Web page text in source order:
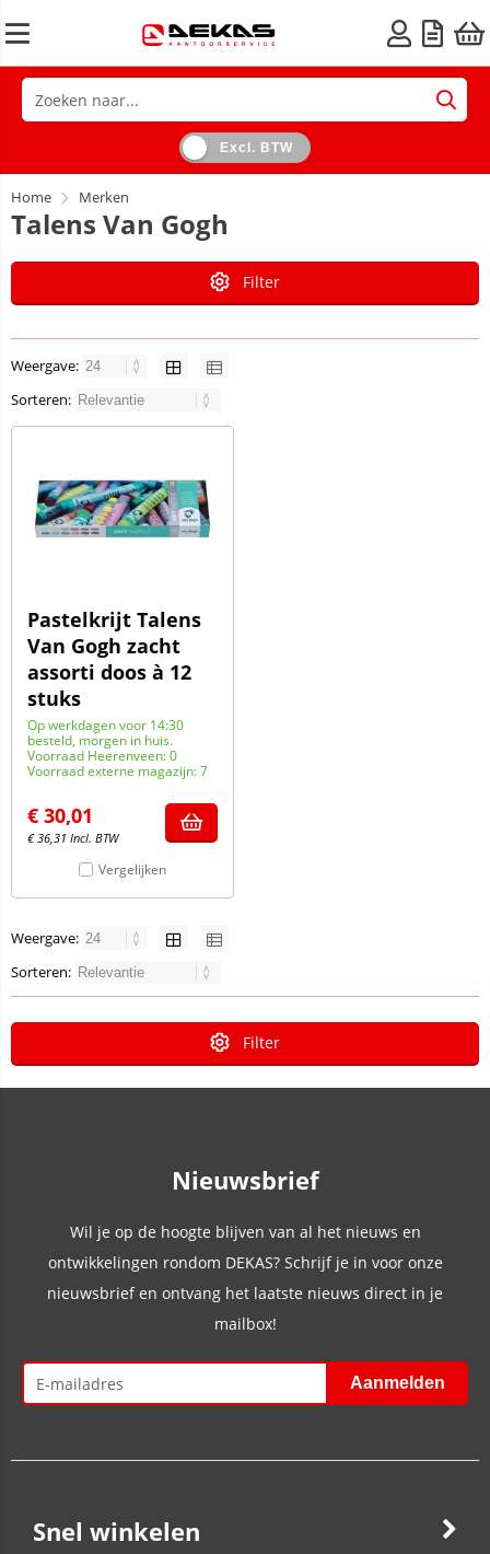
Excl. BTW
Home Merken
Talens Van Gogh
Filter
Weergave:
Sorteren:
Pastelkrijt Talens
Van Gogh zacht
assorti doos à 12
stuks
Op werkdagen voor 14:30
besteld, morgen in huis.
Voorraad Heerenveen: 0
Voorraad externe magazijn: 7
€ 30,01
€36,31 Incl. BTW
Vergelijken
Weergave:
Sorteren:
Filter
Nieuwsbrief
Wil je op de hoogte blijven van al het nieuws en
ontwikkelingen rondom DEKAS? Schrijf je in voor onze
nieuwsbrief en ontvang het laatste nieuws direct in je
mailbox!
Snel winkelen